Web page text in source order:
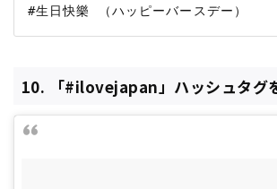
10. 「#ilovejapan」ハッシュタグ